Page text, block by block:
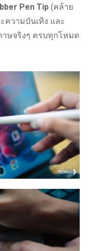
Pen Tip(คล้าย
ความบันเทิง และ
ษจริงๆ ครบทุกโหมด